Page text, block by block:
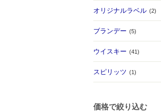
オリジナルラベル (2)
ブランデー (5)
ウイスキー (41)
スピリッツ (1)
価格で絞り込む